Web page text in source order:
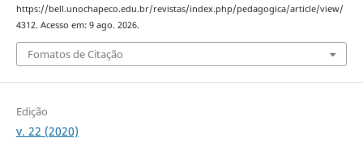
https://bell.unochapeco.edu.br/revistas/index.php/pedagogica/article/view/
4312. Acesso em: 9 ago. 2026.
Fomatos de Citação
Edição
v. 22 (2020)